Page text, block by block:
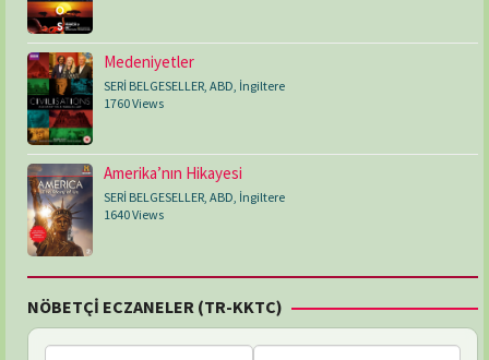
Medeniyetler
SERİ BELGESELLER ABD İngiltere
1760 Views
Amerika’nın Hikayesi
SERİ BELGESELLER ABD İngiltere
1640 Views
NÖBETÇİ ECZANELER (TR-KKTC)